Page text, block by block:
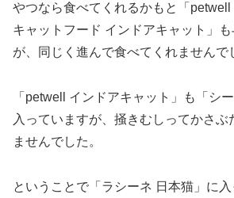
やつなら食べてくれるかもと「
キャットフード インドアキャット」
が、同じく進んで食べてくれませんで
「petwell インドアキャット」も「シ
入っていますが、掻きむしってかさぶ
ませんでした。
ということで「ラシーネ 日本猫」に